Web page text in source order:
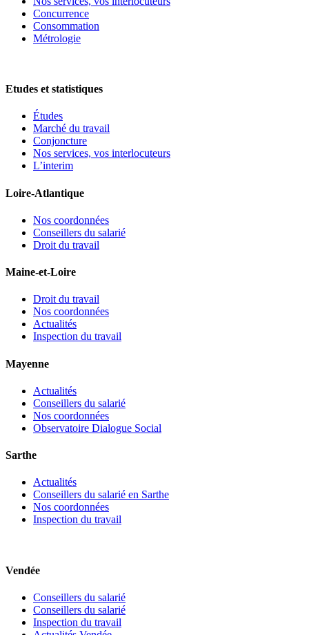
Concurrence
Consommation
Métrologie
Etudes et statistiques
Études
Marché du travail
Conjoncture
Nos services, vos interlocuteurs
L’interim
Loire-Atlantique
Nos coordonnées
Conseillers du salarié
Droit du travail
Maine-et-Loire
Droit du travail
Nos coordonnées
Actualités
Inspection du travail
Mayenne
Actualités
Conseillers du salarié
Nos coordonnées
Observatoire Dialogue Social
Sarthe
Actualités
Conseillers du salarié en Sarthe
Nos coordonnées
Inspection du travail
Vendée
Conseillers du salarié
Conseillers du salarié
Inspection du travail